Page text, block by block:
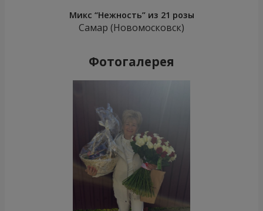
Микс “Нежность” из 21 розы
Самар (Новомосковск)
Фотогалерея